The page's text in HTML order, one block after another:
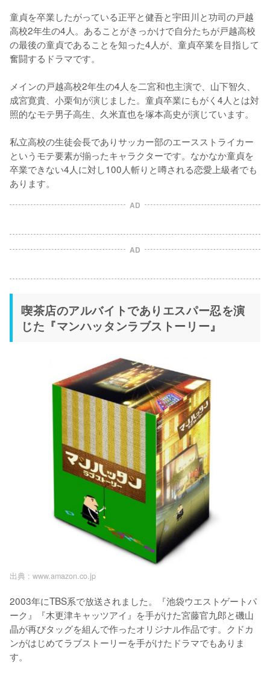
童貞を卒業したがっている正平と健吾と宇田川と功司の戸越
高校2年生の4人。あることがきっかけで自分たちが戸越高校
の最後の童貞であることを知った4人が、童貞卒業を目指して
奮闘するドラマです。
メインの戸越高校2年生の4人を二宮和也主演で、山下智久、
成宮寛貴、小栗旬が演じました。童貞卒業にもがく4人とは対
照的なモテ男子高生、久米直也を塚本高史が演じています。
私立高校の生徒会長でありサッカー部のエースストライカー
というモテ要素が揃ったキャラクターです。なかなか童貞を
卒業できない4人に対し100人斬りと噂される恋愛上級者でも
あります。
AD
AD
喫茶店のアルバイトでありエスパー忍を演
じた『マンハッタンラブストーリー』
出典 : www.amazon.co.jp
2003年にTBS系で放送されました。『池袋ウエストゲートパ
ーク』『木更津キャッツアイ』を手がけた宮藤官九郎と磯山
晶が再びタッグを組んで作ったオリジナル作品です。クドカ
ンがはじめてラブストーリーを手がけたドラマでもありま
す。